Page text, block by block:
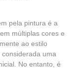
pela pintura é a
múltiplas cores e
ao estilo
uma
No entanto, é